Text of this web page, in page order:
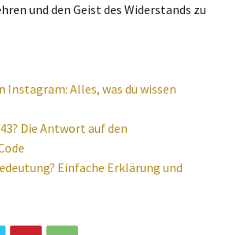
und den Geist des Widerstands zu
Instagram: Alles, was du wissen
Die Antwort auf den
Einfache Erklärung und